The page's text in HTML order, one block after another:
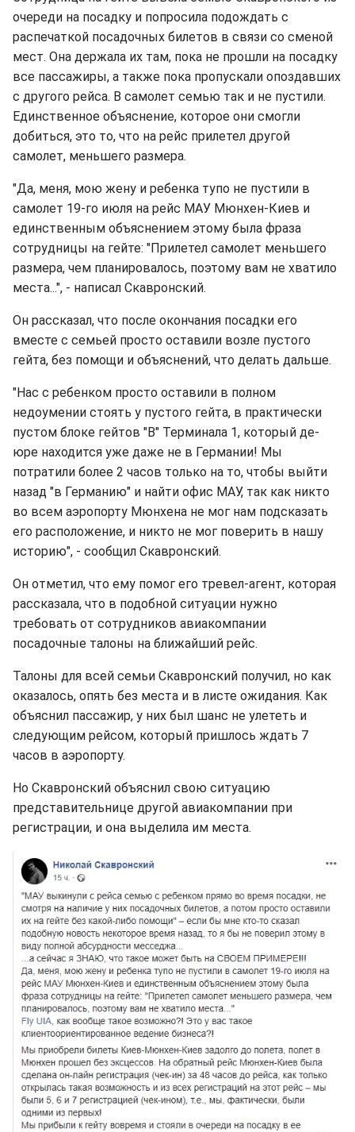
очереди на посадку и попросила подождать с
распечаткой посадочных билетов в связи со сменой
мест. Она держала их там, пока не прошли на посадку
все пассажиры, а также пока пропускали опоздавших
с другого рейса. В самолет семью так и не пустили.
Единственное объяснение, которое они смогли
добиться, это то, что на рейс прилетел другой
самолет, меньшего размера.
"Да, меня, мою жену и ребенка тупо не пустили в
самолет 19-го июля на рейс МАУ Мюнхен-Киев и
единственным объяснением этому была фраза
сотрудницы на гейте: "Прилетел самолет меньшего
размера, чем планировалось, поэтому вам не хватило
места...", - написал Скавронский.
Он рассказал, что после окончания посадки его
вместе с семьей просто оставили возле пустого
гейта, без помощи и объяснений, что делать дальше.
"Нас с ребенком просто оставили в полном
недоумении стоять у пустого гейта, в практически
пустом блоке гейтов "В" Терминала 1, который де-
юре находится уже даже не в Германии! Мы
потратили более 2 часов только на то, чтобы выйти
назад "в Германию" и найти офис МАУ, так как никто
во всем аэропорту Мюнхена не мог нам подсказать
его расположение, и никто не мог поверить в нашу
историю", - сообщил Скавронский.
Он отметил, что ему помог его тревел-агент, которая
рассказала, что в подобной ситуации нужно
требовать от сотрудников авиакомпании
посадочные талоны на ближайший рейс.
Талоны для всей семьи Скавронский получил, но как
оказалось, опять без места и в листе ожидания. Как
объяснил пассажир, у них был шанс не улететь и
следующим рейсом, который пришлось ждать 7
часов в аэропорту.
Но Скавронский объяснил свою ситуацию
представительнице другой авиакомпании при
регистрации, и она выделила им места.